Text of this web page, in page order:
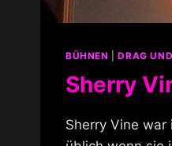
BÜHNEN |DRAG
Sherry
Sherry Vine